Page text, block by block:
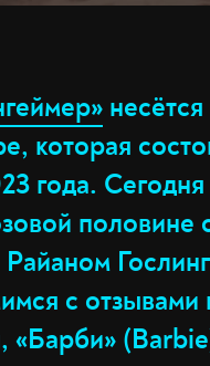
которая
года.
половине
с отзывами
«Барби»